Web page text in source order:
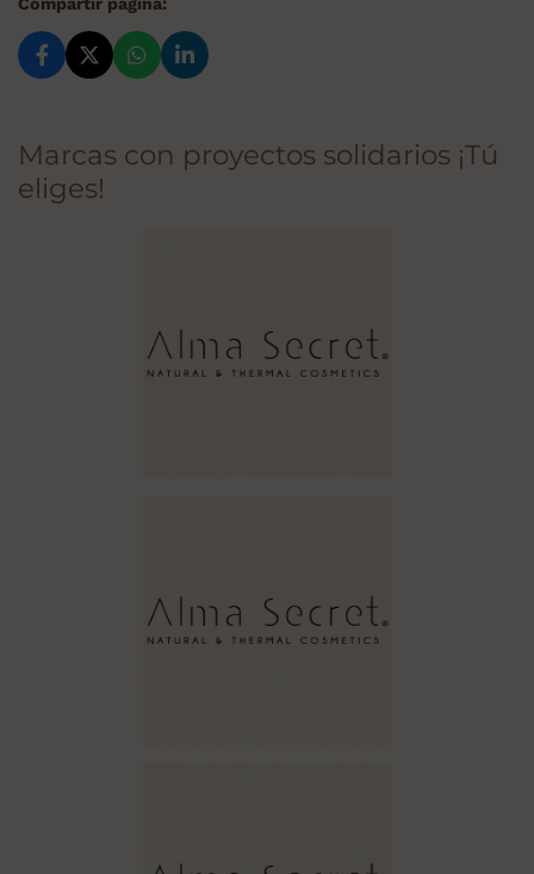
Marcas con proyectos solidarios ¡Tú
eliges!